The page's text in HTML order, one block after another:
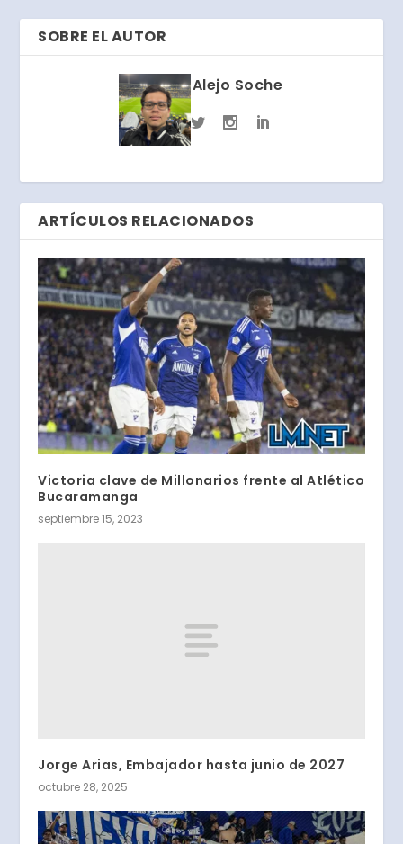
SOBRE EL AUTOR
Alejo Soche
ARTÍCULOS RELACIONADOS
Victoria clave de Millonarios frente al Atlético
Bucaramanga
septiembre 15, 2023
Jorge Arias, Embajador hasta junio de 2027
octubre 28, 2025